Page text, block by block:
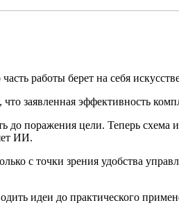
работы берет на себя
заявленная эффективность
поражения цели. Теперь схема
ИИ.
с точки зрения удобства
идеи до практического